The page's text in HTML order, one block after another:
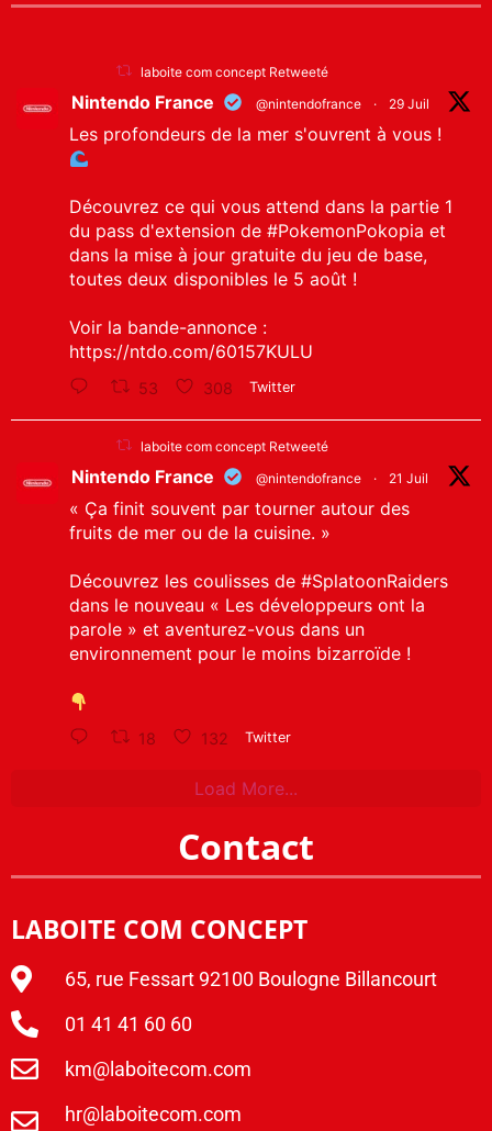
laboite com concept Retweeté
Nintendo France @nintendofrance · 29 Juil
Les profondeurs de la mer s'ouvrent à vous !
Découvrez ce qui vous attend dans la partie 1
du pass d'extension de #PokemonPokopia et
dans la mise à jour gratuite du jeu de base,
toutes deux disponibles le 5 août !
Voir la bande-annonce :
https://ntdo.com/60157KULU
53 308 Twitter
laboite com concept Retweeté
Nintendo France @nintendofrance · 21 Juil
« Ça finit souvent par tourner autour des
fruits de mer ou de la cuisine. »
Découvrez les coulisses de #SplatoonRaiders
dans le nouveau « Les développeurs ont la
parole » et aventurez-vous dans un
environnement pour le moins bizarroïde !
18 132 Twitter
Load More...
Contact
LABOITE COM CONCEPT
65, rue Fessart 92100 Boulogne Billancourt
01 41 41 60 60
km@laboitecom.com
hr@laboitecom.com